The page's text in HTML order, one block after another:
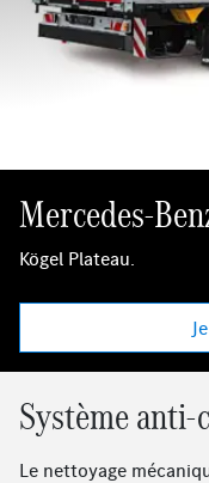
Mercedes-
Kögel Plateau.
Système
Le nettoyage